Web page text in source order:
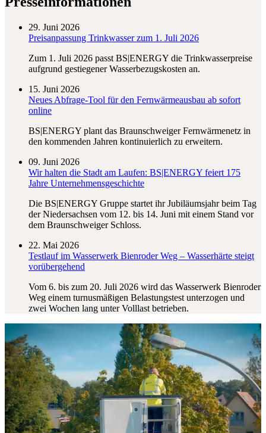
29. Juni 2026
Preisanpassung Trinkwasser zum 1. Juli 2026
Zum 1. Juli 2026 passt BS|ENERGY die Trinkwasserpreise
aufgrund gestiegener Wasserbezugskosten an.
15. Juni 2026
Neues Abfrage-Tool für den Fernwärmeausbau ab sofort
online
BS|ENERGY plant das Braunschweiger Fernwärmenetz in
den kommenden Jahren kontinuierlich zu erweitern.
09. Juni 2026
Wir halten die Stadt am Laufen: BS|ENERGY feiert 175
Jahre Unternehmensgeschichte
Die BS|ENERGY Gruppe startet ihr Jubiläumsjahr beim Tag
der Niedersachsen vom 12. bis 14. Juni mit einem Stand vor
dem Braunschweiger Schloss.
22. Mai 2026
Testlauf im Wasserwerk Bienroder Weg – Wasserhärte steigt
vorübergehend
Vom 6. bis zum 20. Juli 2026 wird das Wasserwerk Bienroder
Weg einem turnusmäßigen Belastungstest unterzogen und
zwei Wochen lang unter Volllast betrieben.